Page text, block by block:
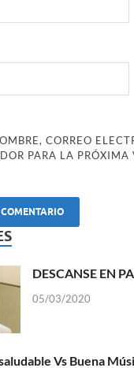
CORREO
PARA LA PRÓXIMA
DESCANSE EN
05/03/2020
Vs Buena